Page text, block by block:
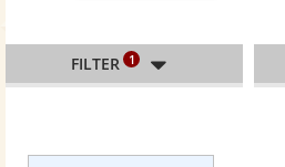
FILTER 1